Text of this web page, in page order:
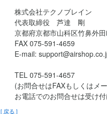
株式会社テクノブレイン
代表取締役 芦達 剛
京都府京都市山科区竹鼻外
FAX 075-591-4659
E-mail:
TEL 075-591-4657
(お問合せはFAXもしくはメ
お電話でのお問合せは受け
[ 戻る ]